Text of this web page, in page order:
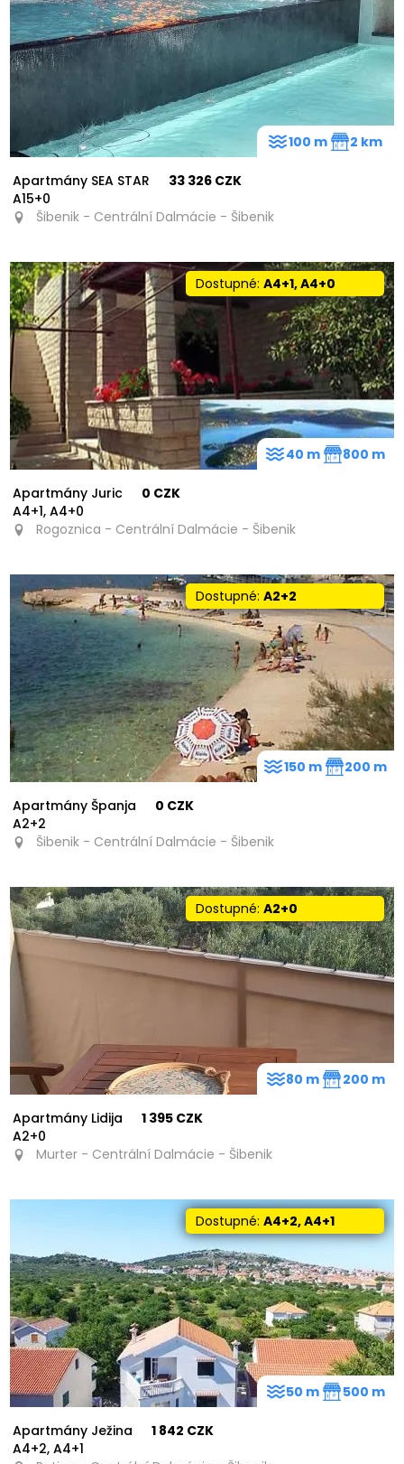
84
Apartmány SEA STAR
A15+0
33 326 CZK
Šibenik - Centrální Dalmácie - Šibenik
100 m 2 km
Dostupné:A4+1, A4+0
Apartmány Juric
A4+1, A4+0
0 CZK
Rogoznica - Centrální Dalmácie - Šibenik
40 m 800 m
Dostupné:A2+2
Apartmány Španja
A2+2
0 CZK
Šibenik - Centrální Dalmácie - Šibenik
150 m 200 m
Dostupné:A2+0
Apartmány Lidija
A2+0
1 395 CZK
Murter - Centrální Dalmácie - Šibenik
80 m 200 m
Dostupné:A4+2, A4+1
Apartmány Ježina
A4+2, A4+1
1 842 CZK
50 m 500 m